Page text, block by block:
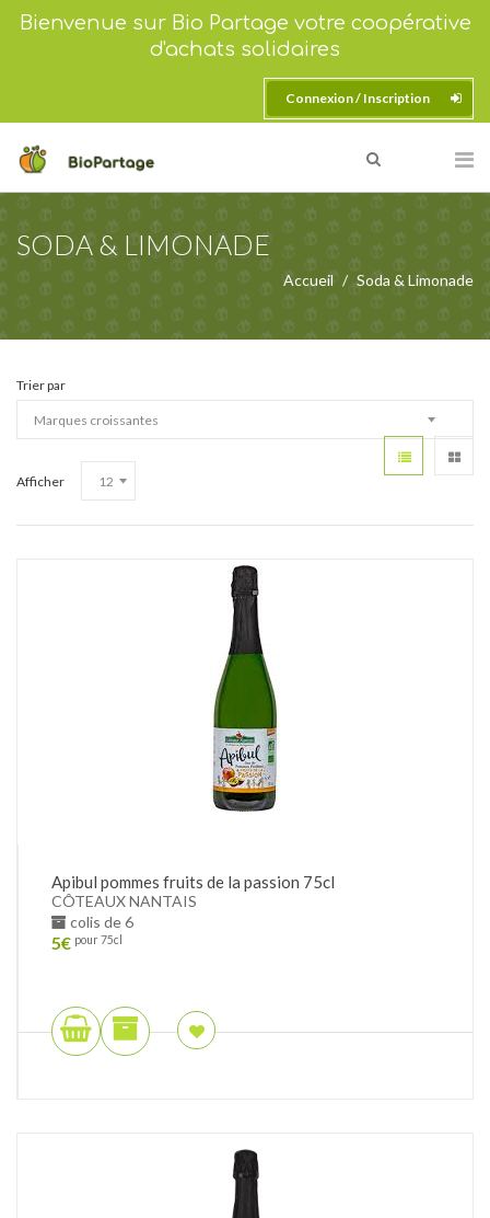
Bienvenue sur Bio Partage votre coopérative
d'achats solidaires
Connexion / Inscription
SODA & LIMONADE
Accueil Soda & Limonade
Trier par
Afficher
Apibul pommes fruits de la passion 75cl
CÔTEAUX NANTAIS
colis de 6
5€ pour 75cl